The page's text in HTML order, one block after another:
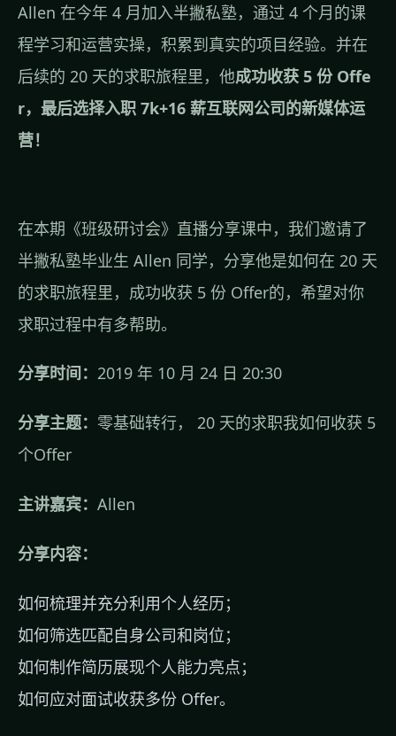
Allen 在今年 4 月加入半撇私塾，通过 4 个月的课
程学习和运营实操，积累到真实的项目经验。并在
后续的 20 天的求职旅程里，他成功收获 5 份 Offe
r，最后选择入职 7k+16 薪互联网公司的新媒体运
营！
在本期《班级研讨会》直播分享课中，我们邀请了
半撇私塾毕业生 Allen 同学，分享他是如何在 20 天
的求职旅程里，成功收获 5 份 Offer的，希望对你
求职过程中有多帮助。
分享时间： 2019 年 10 月 24 日 20:30
分享主题： 零基础转行， 20 天的求职我如何收获 5
个Offer
主讲嘉宾： Allen
分享内容：
如何梳理并充分利用个人经历；
如何筛选匹配自身公司和岗位；
如何制作简历展现个人能力亮点；
如何应对面试收获多份 Offer。